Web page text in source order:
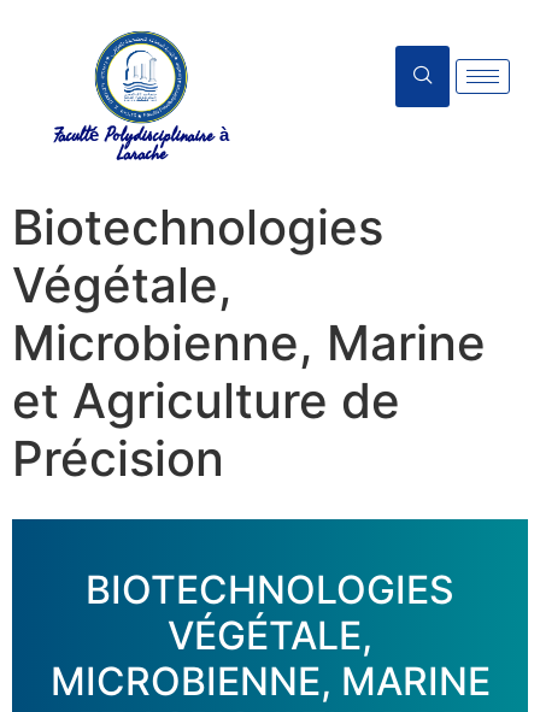
Faculté Polydisciplinaire à
Larache
Biotechnologies
Végétale,
Microbienne, Marine
et Agriculture de
Précision
BIOTECHNOLOGIES
VÉGÉTALE,
MICROBIENNE, MARINE